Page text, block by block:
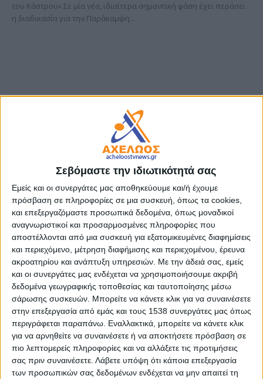
Σεβόμαστε την ιδιωτικότητά σας
Εμείς και οι συνεργάτες μας αποθηκεύουμε και/ή έχουμε
πρόσβαση σε πληροφορίες σε μια συσκευή, όπως τα cookies,
και επεξεργαζόμαστε προσωπικά δεδομένα, όπως μοναδικοί
αναγνωριστικοί και προσαρμοσμένες πληροφορίες που
αποστέλλονται από μια συσκευή για εξατομικευμένες διαφημίσεις
και περιεχόμενο, μέτρηση διαφήμισης και περιεχομένου, έρευνα
ακροατηρίου και ανάπτυξη υπηρεσιών. Με την άδειά σας, εμείς
και οι συνεργάτες μας ενδέχεται να χρησιμοποιήσουμε ακριβή
δεδομένα γεωγραφικής τοποθεσίας και ταυτοποίησης μέσω
σάρωσης συσκευών. Μπορείτε να κάνετε κλικ για να συναινέσετε
στην επεξεργασία από εμάς και τους 1538 συνεργάτες μας όπως
περιγράφεται παραπάνω. Εναλλακτικά, μπορείτε να κάνετε κλικ
για να αρνηθείτε να συναινέσετε ή να αποκτήσετε πρόσβαση σε
πιο λεπτομερείς πληροφορίες και να αλλάξετε τις προτιμήσεις
σας πριν συναινέσετε. Λάβετε υπόψη ότι κάποια επεξεργασία
των προσωπικών σας δεδομένων ενδέχεται να μην απαιτεί τη
του Κάστρου» Σε μία νέα, ιδιαίτερα σημαντική φάση έχει περάσει
η διαδικασία για την Παράκαμψη...
Θρήνος στην Αμαλιάδα – Νεκρός
32χρονος έπειτα από βουτιά σε παγωμένα
νερά στον Όλυμπο
ΓΕΓΟΝΟΤΑ 3 Αυγούστου, 2026
Στο πένθος έχει βυθιστεί η Αμαλιάδα, μετά τον αιφνίδιο θάνατο
ενός 32χρονου άνδρα, το μεσημέρι της Κυριακής, κατά τη διάρκεια
εκδρομής στον Όλυμπο. Ο άτυχος...